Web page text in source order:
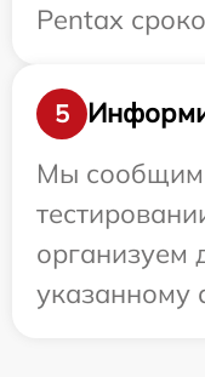
Pentax
5
Мы
организуем
указанному